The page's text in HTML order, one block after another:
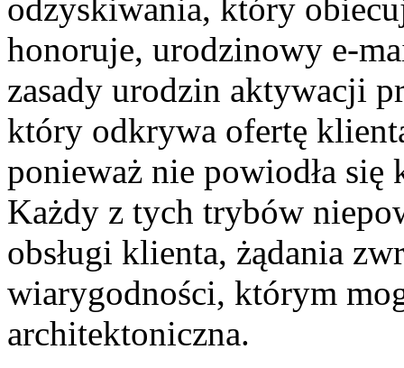
odzyskiwania, który
honoruje, urodzinowy e-
zasady urodzin aktywacji
który odkrywa ofertę
ponieważ nie powiodła
Każdy z tych trybów
obsługi klienta, żądania
wiarygodności, którym
architektoniczna.